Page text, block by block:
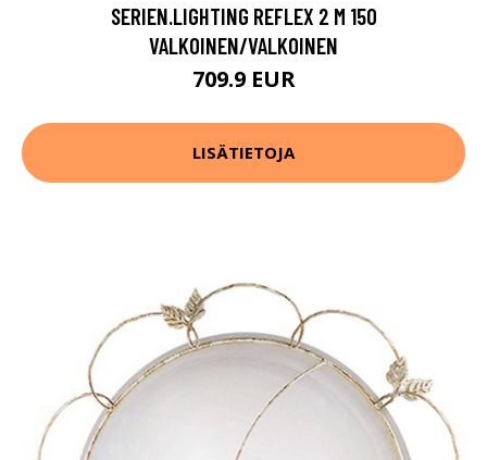
SERIEN.LIGHTING REFLEX 2 M 150
VALKOINEN/VALKOINEN
709.9 EUR
LISÄTIETOJA